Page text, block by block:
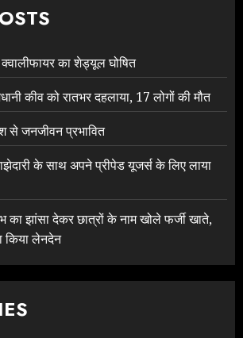
का शेड्यूल घोषित
कीव को रातभर दहलाया, 17 लोगों की मौत
से जनजीवन प्रभावित
के साथ अपने प्रीपेड यूजर्स के लिए लाया
का झांसा देकर छात्रों के नाम खोले फर्जी खाते,
किया लेनदेन